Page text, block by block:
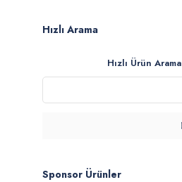
Hızlı Arama
Hızlı Ürün Arama
Sponsor Ürünler